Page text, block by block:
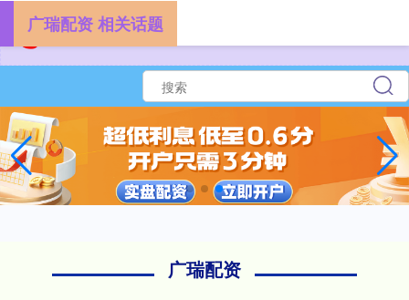
广瑞配资
广瑞配资 相关话题